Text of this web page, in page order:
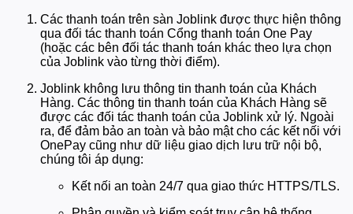
Các thanh toán trên sàn Joblink được thực hiện thông
qua đối tác thanh toán Cổng thanh toán One Pay
(hoặc các bên đối tác thanh toán khác theo lựa chọn
của Joblink vào từng thời điểm).
Joblink không lưu thông tin thanh toán của Khách
Hàng. Các thông tin thanh toán của Khách Hàng sẽ
được các đối tác thanh toán của Joblink xử lý. Ngoài
ra, để đảm bảo an toàn và bảo mật cho các kết nối với
OnePay cũng như dữ liệu giao dịch lưu trữ nội bộ,
chúng tôi áp dụng:
Kết nối an toàn 24/7 qua giao thức HTTPS/TLS.